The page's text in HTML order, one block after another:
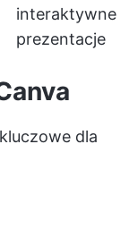
interaktywne
prezentacje
dla